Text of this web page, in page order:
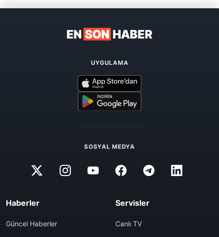
UYGULAMA
SOSYAL MEDYA
Haberler
Güncel Haberler
Servisler
Canlı TV